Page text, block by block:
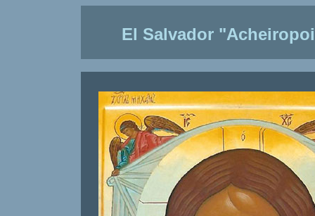
El Salvador